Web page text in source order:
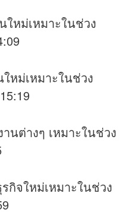
หม่เหมาะในช่วง
หม่เหมาะในช่วง
นต่างๆ เหมาะในช่วง
กิจใหม่เหมาะในช่วง